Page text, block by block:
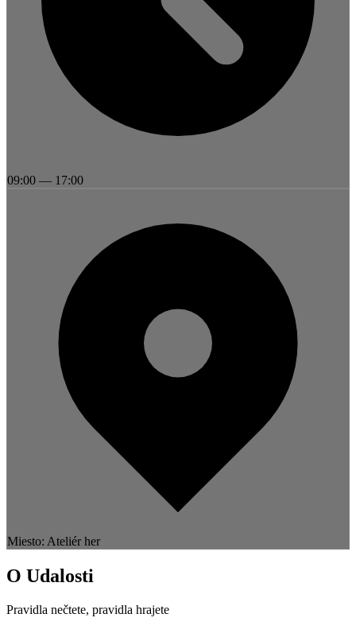
09:00 — 17:00
Miesto: Ateliér her
O Udalosti
Pravidla nečtete, pravidla hrajete